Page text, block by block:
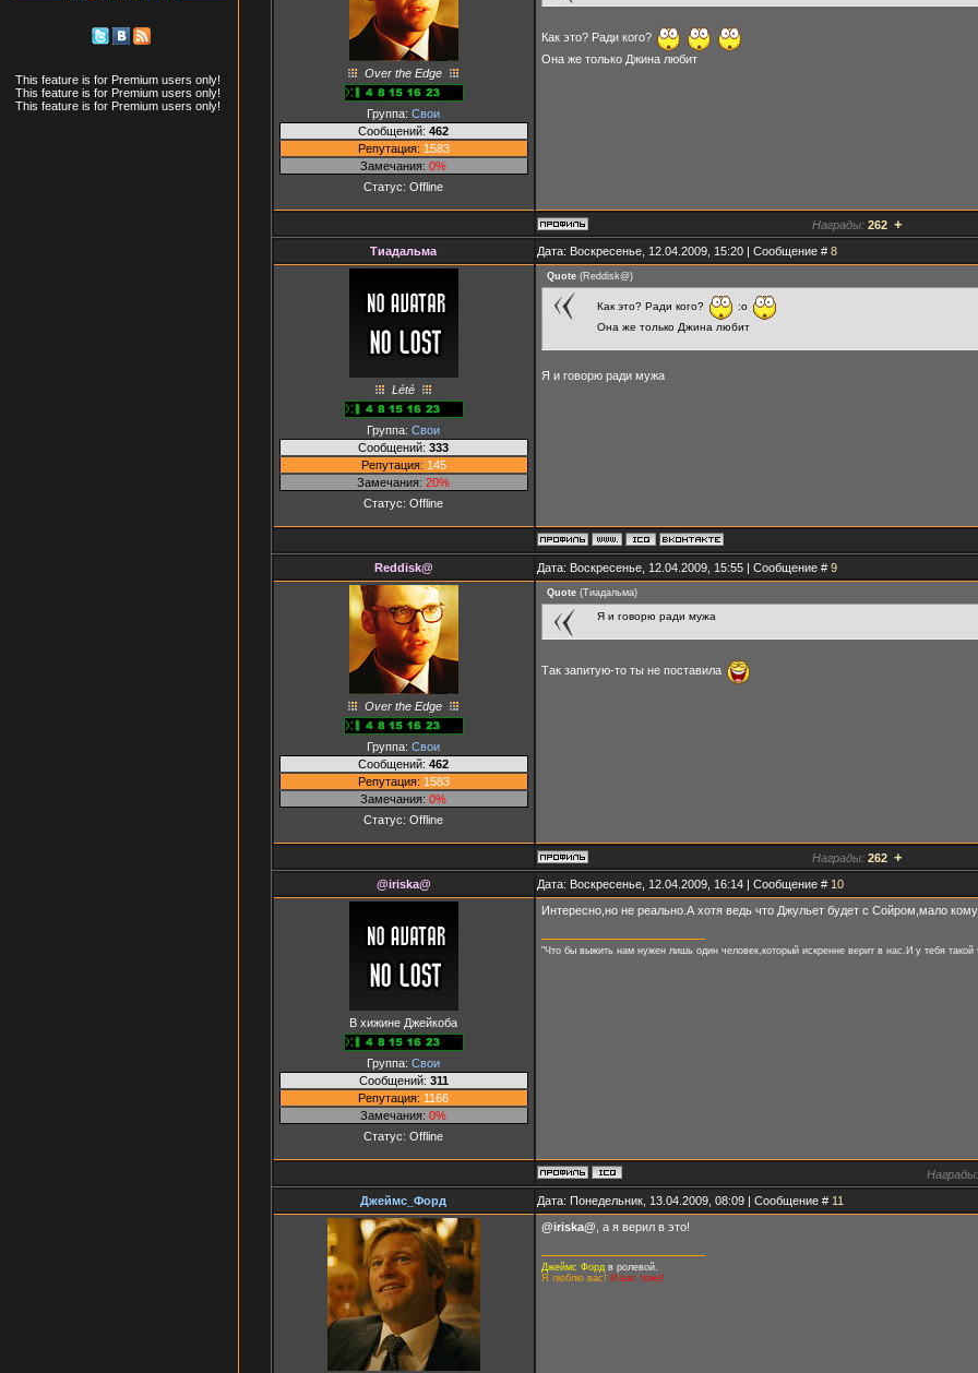
This feature is for Premium users only!
This feature is for Premium users only!
This feature is for Premium users only!
Over the Edge
Группа: Свои
Сообщений: 462
Репутация: 1583
Замечания: 0%
Статус: Offline
Как это? Ради кого?
Она же только Джина любит
Награды: 262 +
Тиадальма Дата: Воскресенье, 12.04.2009, 15:20 | Сообщение # 8
Lété
Группа: Свои
Сообщений: 333
Репутация: 145
Замечания: 20%
Статус: Offline
Quote(Reddisk@)
Как это? Ради кого?
:o
Она же только Джина любит
Я и говорю ради мужа
Reddisk@ Дата: Воскресенье, 12.04.2009, 15:55 | Сообщение # 9
Over the Edge
Группа: Свои
Сообщений: 462
Репутация: 1583
Замечания: 0%
Статус: Offline
Quote(Тиадальма)
Я и говорю ради мужа
Так запитую-то ты не поставила
Награды: 262 +
@iriska@ Дата: Воскресенье, 12.04.2009, 16:14 | Сообщение # 10
В хижине Джейкоба
Группа: Свои
Сообщений: 311
Репутация: 1166
Замечания: 0%
Статус: Offline
Интересно,но не реально.А хотя ведь что Джульет будет с Сойром,мало кому
"Что бы выжить нам нужен лишь один человек,который искренне верит в нас.И у тебя
Награды:
Джеймс_Форд Дата: Понедельник, 13.04.2009, 08:09 | Сообщение # 11
@iriska@ , а я верил в это!
Джеймс Фордв ролевой.
Я люблю вас! И вас тоже!